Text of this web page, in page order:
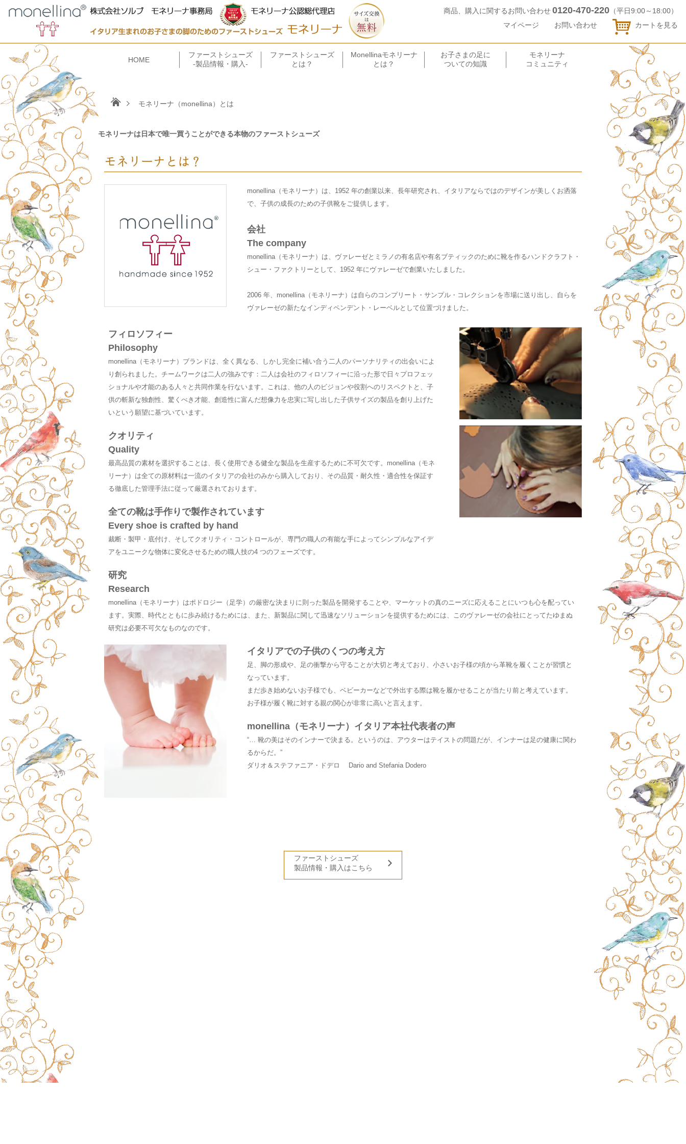
商品、購入に関するお問い合わせ0120-470-220 （平日9:00～18:00）
マイページ
お問い合わせ カートを見る
HOME
ファーストシューズ
-製品情報・購入-
ファーストシューズ
とは？
Monellinaモネリーナ
とは？
お子さまの足に
ついての知識
モネリーナ
コミュニティ
モネリーナ（monellina）とは
モネリーナは日本で唯一買うことができる本物のファーストシューズ
monellina（モネリーナ）は、1952 年の創業以来、長年研究され、イタリアならではのデザインが美しくお洒落
で、子供の成長のための子供靴をご提供します。
会社
The company
monellina（モネリーナ）は、ヴァレーゼとミラノの有名店や有名ブティックのために靴を作るハンドクラフト・
シュー・ファクトリーとして、1952 年にヴァレーゼで創業いたしました。
2006 年、monellina（モネリーナ）は自らのコンプリート・サンプル・コレクションを市場に送り出し、自らを
ヴァレーゼの新たなインディペンデント・レーベルとして位置づけました。
フィロソフィー
Philosophy
monellina（モネリーナ）ブランドは、全く異なる、しかし完全に補い合う二人のパーソナリティの出会いによ
り創られました。チームワークは二人の強みです：二人は会社のフィロソフィーに沿った形で日々プロフェッ
ショナルや才能のある人々と共同作業を行ないます。これは、他の人のビジョンや役割へのリスペクトと、子
供の斬新な独創性、驚くべき才能、創造性に富んだ想像力を忠実に写し出した子供サイズの製品を創り上げた
いという願望に基づいています。
クオリティ
Quality
最高品質の素材を選択することは、長く使用できる健全な製品を生産するために不可欠です。monellina（モネ
リーナ）は全ての原材料は一流のイタリアの会社のみから購入しており、その品質・耐久性・適合性を保証す
る徹底した管理手法に従って厳選されております。
全ての靴は手作りで製作されています
Every shoe is crafted by hand
裁断・製甲・底付け、そしてクオリティ・コントロールが、専門の職人の有能な手によってシンプルなアイデ
アをユニークな物体に変化させるための職人技の4 つのフェーズです。
研究
Research
monellina（モネリーナ）はポドロジー（足学）の厳密な決まりに則った製品を開発することや、マーケットの真のニーズに応えることにいつも心を配ってい
ます。実際、時代とともに歩み続けるためには、また、新製品に関して迅速なソリューションを提供するためには、このヴァレーゼの会社にとってたゆまぬ
研究は必要不可欠なものなのです。
イタリアでの子供のくつの考え方
足、脚の形成や、足の衝撃から守ることが大切と考えており、小さいお子様の頃から革靴を履くことが習慣と
なっています。
まだ歩き始めないお子様でも、ベビーカーなどで外出する際は靴を履かせることが当たり前と考えています。
お子様が履く靴に対する親の関心が非常に高いと言えます。
monellina（モネリーナ）イタリア本社代表者の声
“… 靴の美はそのインナーで決まる。というのは、アウターはテイストの問題だが、インナーは足の健康に関わ
るからだ。”
ダリオ＆ステファニア・ドデロ Dario and Stefania Dodero
ファーストシューズ
製品情報・購入はこちら